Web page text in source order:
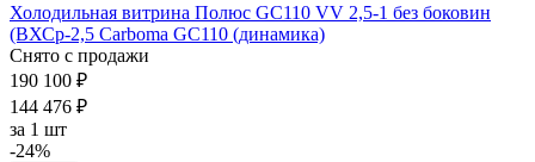
Холодильная витрина Полюс GC110 VV 2,5-1 без боковин
(ВХСр-2,5 Carboma GC110 (динамика)
Снято с продажи
190 100 ₽
144 476 ₽
за 1 шт
-24%